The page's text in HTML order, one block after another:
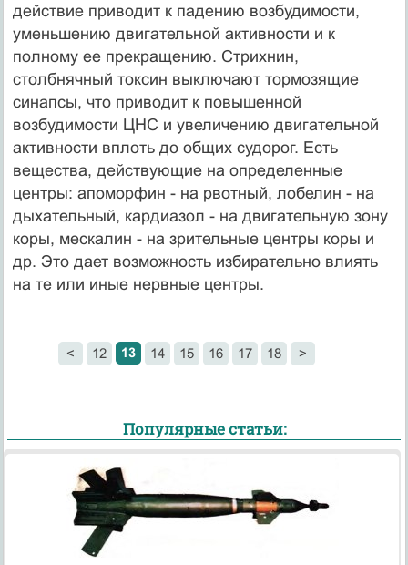
действие приводит к падению возбудимости,
уменьшению двигательной активности и к
полному ее прекращению. Стрихнин,
столбнячный токсин выключают тормозящие
синапсы, что приводит к повышенной
возбудимости ЦНС и увеличению двигательной
активности вплоть до общих судорог. Есть
вещества, действующие на определенные
центры: апоморфин - на рвотный, лобелин - на
дыхательный, кардиазол - на двигательную зону
коры, мескалин - на зрительные центры коры и
др. Это дает возможность избирательно влиять
на те или иные нервные центры.
< 12 13 14 15 16 17 18 >
Популярные статьи: